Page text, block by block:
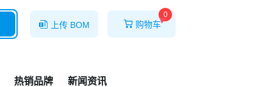
上传 BOM
0
购物车
热销品牌 新闻资讯